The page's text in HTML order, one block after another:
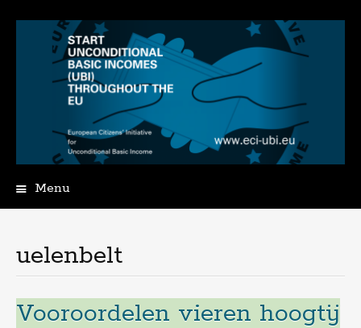
Menu
inhoud
uelenbelt
Vooroordelen vieren hoogtij